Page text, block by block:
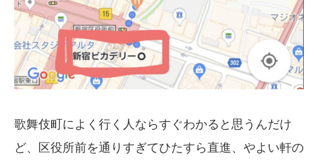
歌舞伎町によく行く人ならすぐわかると思うんだけ
ど、区役所前を通りすぎてひたすら直進、やよい軒の